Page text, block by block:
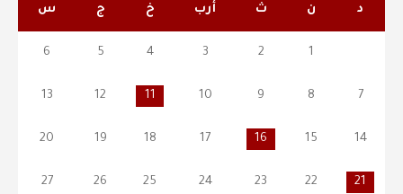
د ن ث أرب خ ج س
1
2
3
4
5
6
7
8
9
10
11
12
13
14
15
16
17
18
19
20
21
22
23
24
25
26
27